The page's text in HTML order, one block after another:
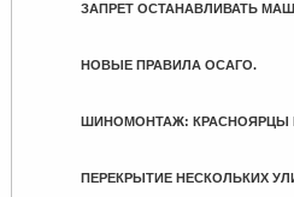
ЗАПРЕТ ОСТАНАВЛИВАТЬ
НОВЫЕ ПРАВИЛА ОСАГО.
ШИНОМОНТАЖ: КРАСНОЯРЦЫ
ПЕРЕКРЫТИЕ НЕСКОЛЬКИХ